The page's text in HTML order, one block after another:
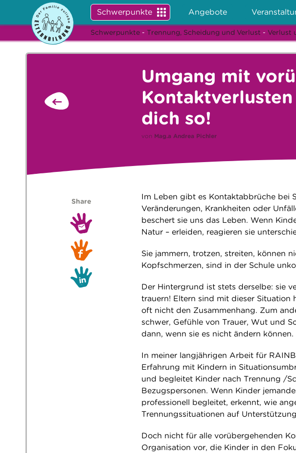
Schwerpunkte Angebote
Schwerpunkte - Trennung, Scheidung und Verlust - Verlust
Umgang mit
dich so!
von Mag.a Andrea Pichler
Im Leben gibt es Kontaktabbrüche bei
Veränderungen, Krankheiten oder
beschert sie uns das Leben. Wenn
Natur – erleiden, reagieren sie
Sie jammern, trotzen, streiten, können
Kopfschmerzen, sind in der Schule
Der Hintergrund ist stets derselbe: sie
trauern! Eltern sind mit dieser Situation
oft nicht den Zusammenhang. Zum
schwer, Gefühle von Trauer, Wut und
dann, wenn sie es nicht ändern können.
In meiner langjährigen Arbeit für
Erfahrung mit Kindern in
und begleitet Kinder nach Trennung /
Bezugspersonen. Wenn Kinder
professionell begleitet, erkennt, wie
Trennungssituationen auf
Doch nicht für alle vorübergehenden
Organisation vor, die Kinder in den
Share